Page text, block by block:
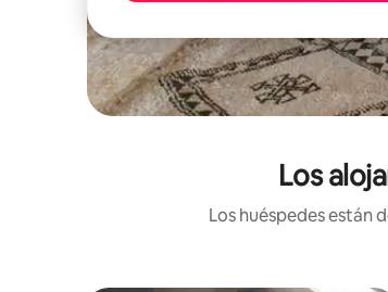
Los
Los huéspedes están